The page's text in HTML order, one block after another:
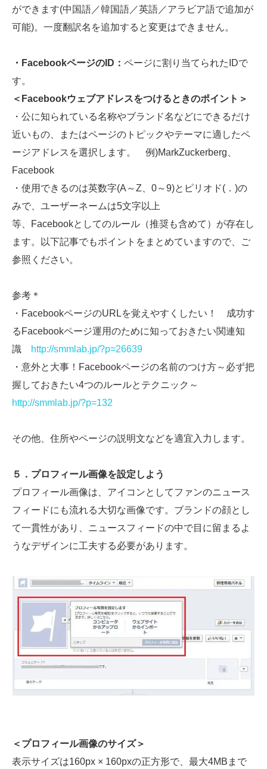
ができます(中国語／韓国語／英語／アラビア語で追加が
可能)。一度翻訳名を追加すると変更はできません。
・FacebookページのID： ページに割り当てられたIDで
す。
＜Facebookウェブアドレスをつけるときのポイント＞
・公に知られている名称やブランド名などにできるだけ
近いもの、またはページのトピックやテーマに適したペ
ージアドレスを選択します。 例)MarkZuckerberg、
Facebook
・使用できるのは英数字(A～Z、0～9)とピリオド(．)の
みで、ユーザーネームは5文字以上
等、Facebookとしてのルール（推奨も含めて）が存在し
ます。以下記事でもポイントをまとめていますので、ご
参照ください。
参考＊
・FacebookページのURLを覚えやすくしたい！ 成功す
るFacebookページ運用のために知っておきたい関連知
識
http://smmlab.jp/?p=26639
・意外と大事！Facebookページの名前のつけ方～必ず把
握しておきたい4つのルールとテクニック～
http://smmlab.jp/?p=132
その他、住所やページの説明文などを適宜入力します。
５．プロフィール画像を設定しよう
プロフィール画像は、アイコンとしてファンのニュース
フィードにも流れる大切な画像です。ブランドの顔とし
て一貫性があり、ニュースフィードの中で目に留まるよ
うなデザインに工夫する必要があります。
＜プロフィール画像のサイズ＞
表示サイズは160px × 160pxの正方形で、最大4MBまで